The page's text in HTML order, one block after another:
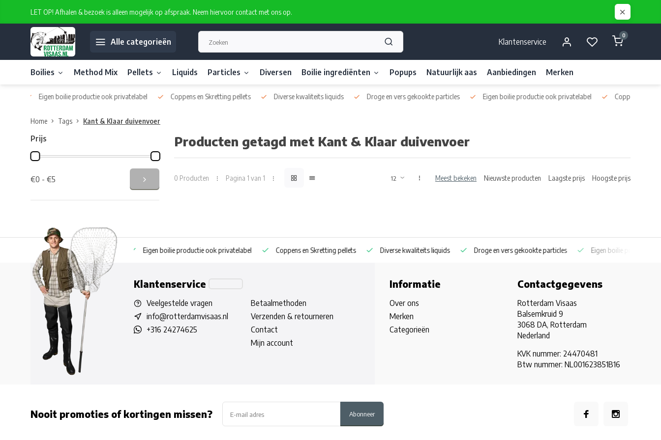
LET OP! Afhalen & bezoek is alleen mogelijk op afspraak. Neem hiervoor contact met ons op.
Alle categorieën Klantenservice
0
Boilies Method Mix Pellets Liquids Particles Diversen Boilie ingrediënten Popups Natuurlijk aas Aanbiedingen Merken
Coppens en Skretting pellets Diverse kwaliteits liquids Droge en vers gekookte particles Eigen boilie productie ook privatelabel Coppens en Skretting pellets Diverse kwaliteits
Home Tags Kant & Klaar duivenvoer
Prijs
€0 - €5
Producten getagd met Kant & Klaar duivenvoer
0 Producten Pagina 1 van 1 Meest bekeken Nieuwste producten Laagste prijs Hoogste prijs
Eigen boilie productie ook privatelabel Coppens en Skretting pellets Diverse kwaliteits liquids Droge en vers gekookte particles Eigen boilie productie ook privatelabel Coppens en
Klantenservice
Veelgestelde vragen
info@rotterdamvisaas.nl
+316 24274625
Betaalmethoden
Verzenden & retourneren
Contact
Mijn account
Informatie
Over ons
Merken
Categorieën
Contactgegevens
Rotterdam Visaas
Balsemkruid 9
3068 DA, Rotterdam
Nederland
KVK nummer: 24470481
Btw nummer: NL001623851B16
Nooit promoties of kortingen missen? Abonneer